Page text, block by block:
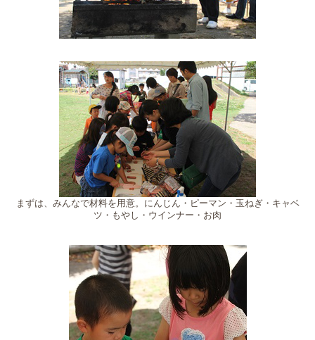
まずは、みんなで材料を用意。にんじん・ピーマン・玉ねぎ・キャベ
ツ・もやし・ウインナー・お肉